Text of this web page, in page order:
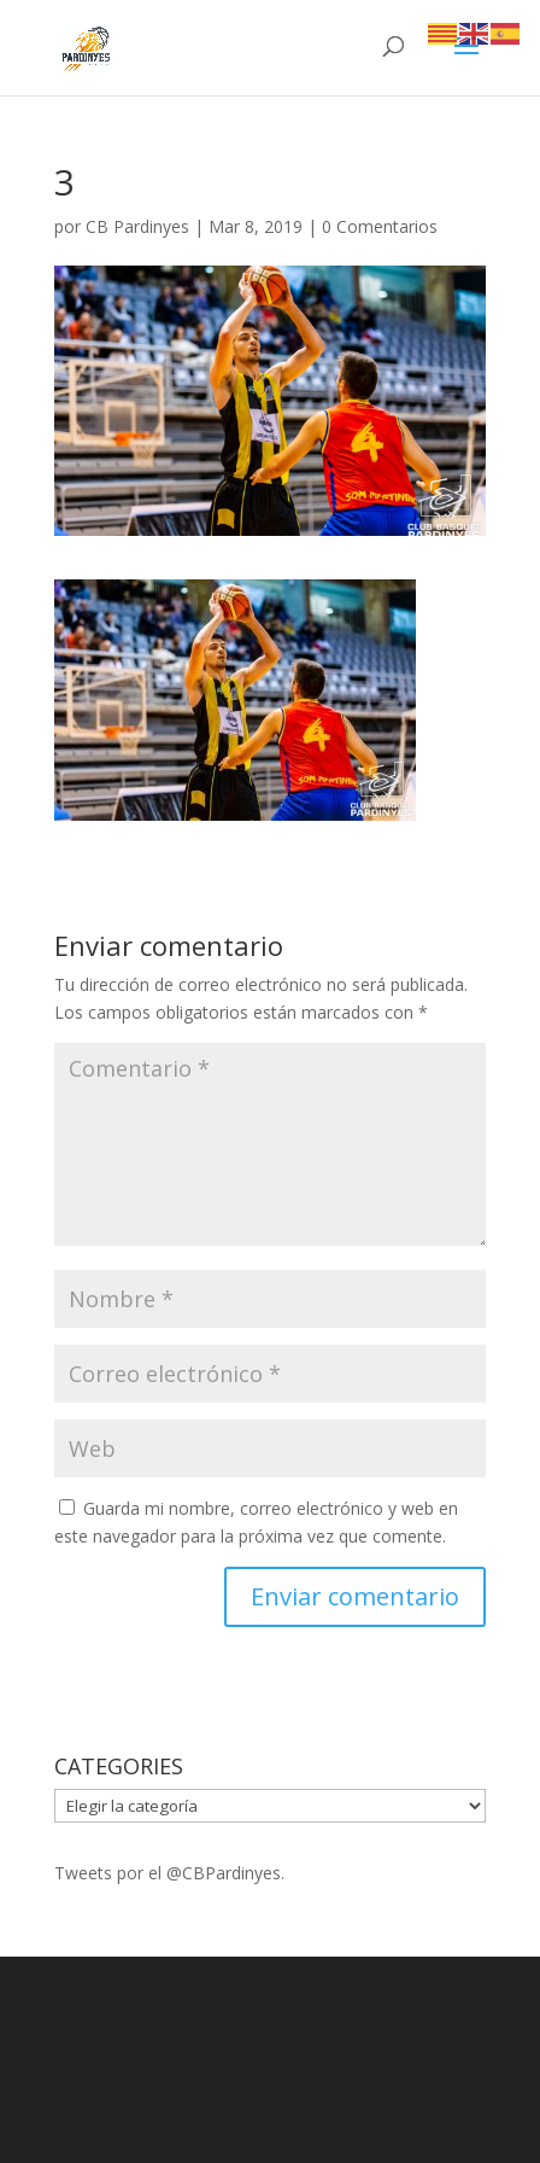
3
por CB Pardinyes | Mar 8, 2019 | 0 Comentarios
Enviar comentario
Tu dirección de correo electrónico no será publicada.
Los campos obligatorios están marcados con *
Guarda mi nombre, correo electrónico y web en
este navegador para la próxima vez que comente.
CATEGORIES
CATEGORIES
Tweets por el @CBPardinyes.